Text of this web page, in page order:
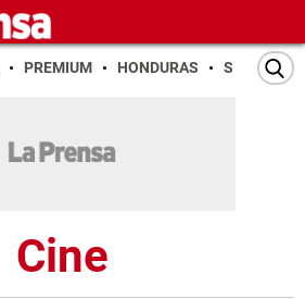
PREMIUM HONDURAS SAN PEDRO
Cine